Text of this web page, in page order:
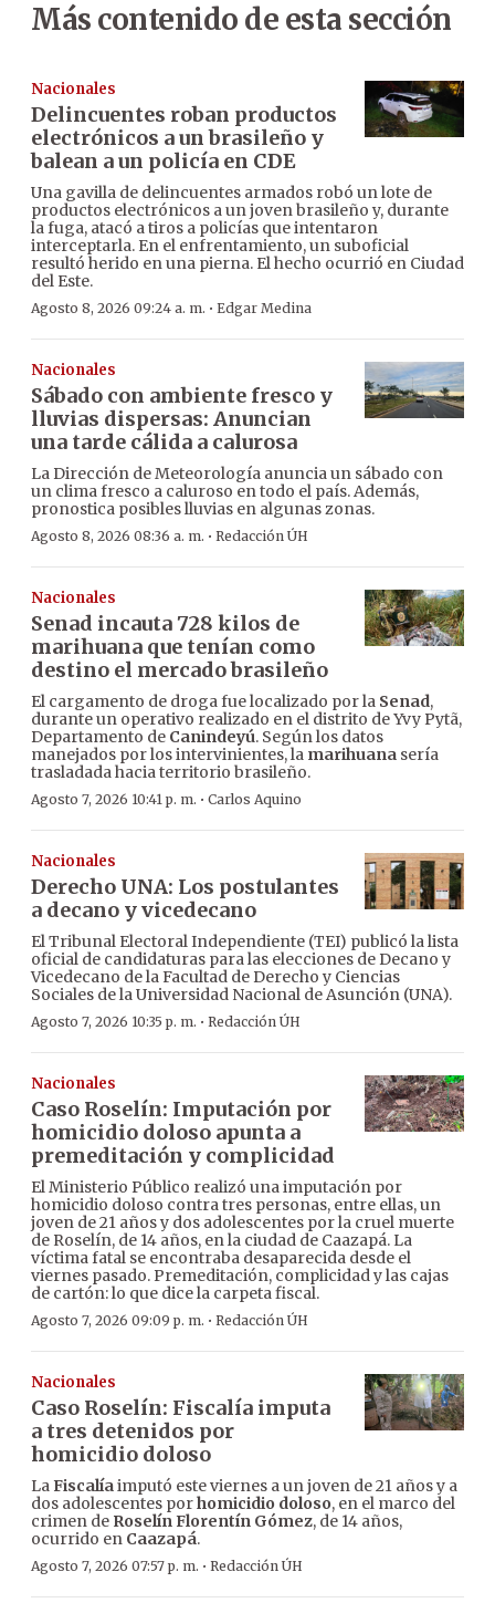
Más contenido de esta sección
Nacionales
Delincuentes roban productos
electrónicos a un brasileño y
balean a un policía en CDE
Una gavilla de delincuentes armados robó un lote de
productos electrónicos a un joven brasileño y, durante
la fuga, atacó a tiros a policías que intentaron
interceptarla. En el enfrentamiento, un suboficial
resultó herido en una pierna. El hecho ocurrió en Ciudad
del Este.
Agosto 8, 2026 09:24 a. m. · Edgar Medina
Nacionales
Sábado con ambiente fresco y
lluvias dispersas: Anuncian
una tarde cálida a calurosa
La Dirección de Meteorología anuncia un sábado con
un clima fresco a caluroso en todo el país. Además,
pronostica posibles lluvias en algunas zonas.
Agosto 8, 2026 08:36 a. m. · Redacción ÚH
Nacionales
Senad incauta 728 kilos de
marihuana que tenían como
destino el mercado brasileño
El cargamento de droga fue localizado por la Senad,
durante un operativo realizado en el distrito de Yvy Pytã,
Departamento de Canindeyú. Según los datos
manejados por los intervinientes, la marihuana sería
trasladada hacia territorio brasileño.
Agosto 7, 2026 10:41 p. m. · Carlos Aquino
Nacionales
Derecho UNA: Los postulantes
a decano y vicedecano
El Tribunal Electoral Independiente (TEI) publicó la lista
oficial de candidaturas para las elecciones de Decano y
Vicedecano de la Facultad de Derecho y Ciencias
Sociales de la Universidad Nacional de Asunción (UNA).
Agosto 7, 2026 10:35 p. m. · Redacción ÚH
Nacionales
Caso Roselín: Imputación por
homicidio doloso apunta a
premeditación y complicidad
El Ministerio Público realizó una imputación por
homicidio doloso contra tres personas, entre ellas, un
joven de 21 años y dos adolescentes por la cruel muerte
de Roselín, de 14 años, en la ciudad de Caazapá. La
víctima fatal se encontraba desaparecida desde el
viernes pasado. Premeditación, complicidad y las cajas
de cartón: lo que dice la carpeta fiscal.
Agosto 7, 2026 09:09 p. m. · Redacción ÚH
Nacionales
Caso Roselín: Fiscalía imputa
a tres detenidos por
homicidio doloso
LaFiscalíaimputó este viernes a un joven de 21 años y a
dos adolescentes porhomicidio doloso, en el marco del
crimen de Roselín Florentín Gómez, de 14 años,
ocurrido en Caazapá.
Agosto 7, 2026 07:57 p. m. · Redacción ÚH